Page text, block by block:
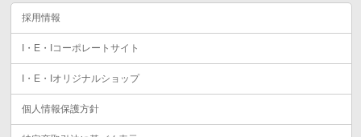
採用情報
I・E・Iコーポレートサイト
I・E・Iオリジナルショップ
個人情報保護方針